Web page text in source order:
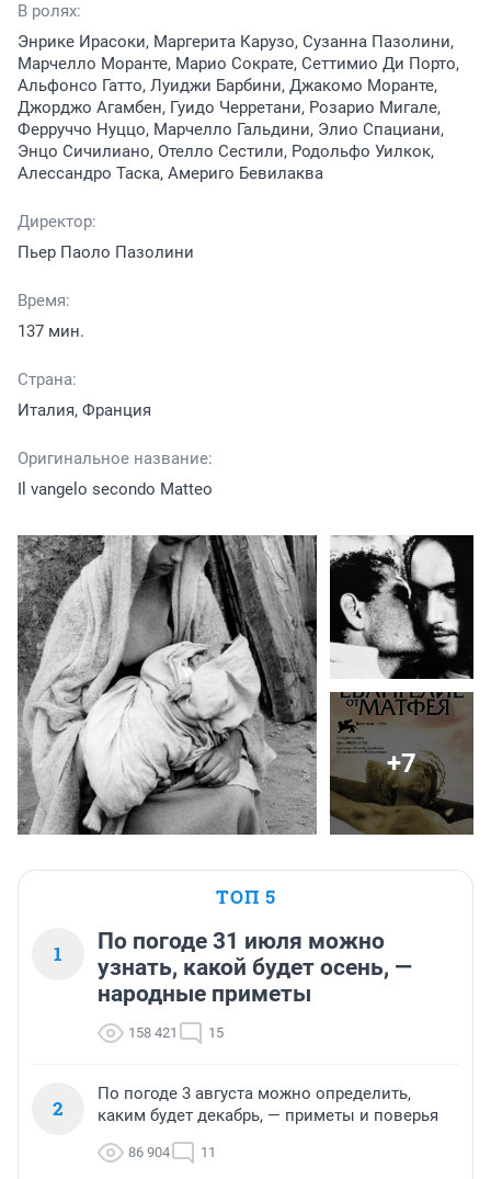
В ролях:
Энрике Ирасоки, Маргерита Карузо, Сузанна Пазолини,
Марчелло Моранте, Марио Сократе, Сеттимио Ди Порто,
Альфонсо Гатто, Луиджи Барбини, Джакомо Моранте,
Джорджо Агамбен, Гуидо Черретани, Розарио Мигале,
Ферруччо Нуццо, Марчелло Гальдини, Элио Спациани,
Энцо Сичилиано, Отелло Сестили, Родольфо Уилкок,
Алессандро Таска, Америго Бевилаква
Директор:
Пьер Паоло Пазолини
Время:
137 мин.
Страна:
Италия, Франция
Оригинальное название:
Il vangelo secondo Matteo
+7
ТОП 5
1
По погоде 31 июля можно
узнать, какой будет осень, —
народные приметы
158 421 15
2
По погоде 3 августа можно определить,
каким будет декабрь, — приметы и поверья
86 904 11